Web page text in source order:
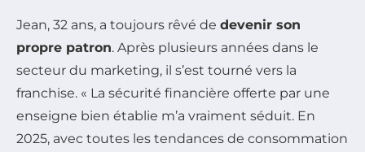
Jean, 32 ans, a toujours rêvé de devenir son
propre patron. Après plusieurs années dans le
secteur du marketing, il s’est tourné vers la
franchise. « La sécurité financière offerte par une
enseigne bien établie m’a vraiment séduit. En
2025, avec toutes les tendances de consommation